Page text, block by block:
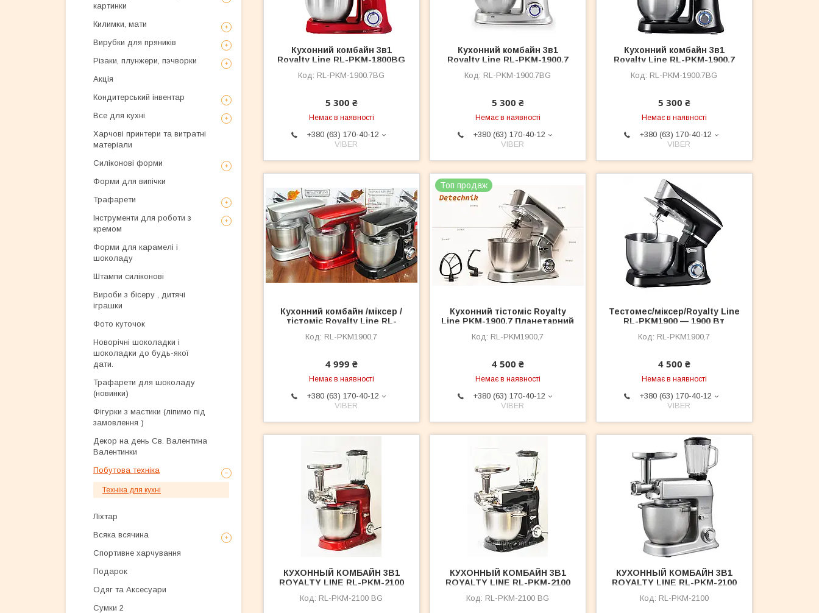
Кухонний комбайн 3в1
Royalty Line RL-PKM-1800BG
RL-PKM-1900.7BG
5 300 ₴
Немає в наявності
+380 (63) 170-40-12
VIBER
Кухонний комбайн 3в1
Royalty Line RL-PKM-1900.7
RL-PKM-1900.7BG
5 300 ₴
Немає в наявності
+380 (63) 170-40-12
VIBER
Кухонний комбайн 3в1
Royalty Line RL-PKM-1900.7
RL-PKM-1900.7BG
5 300 ₴
Немає в наявності
+380 (63) 170-40-12
VIBER
Кухонний комбайн /міксер /
тістоміс Royalty Line RL-
RL-PKM1900,7
4 999 ₴
Немає в наявності
+380 (63) 170-40-12
VIBER
Топ продаж
Кухонний тістоміс Royalty
Line PKM-1900.7 Планетарний
RL-PKM1900 1900 Вт Silver
RL-PKM1900,7
4 500 ₴
Немає в наявності
+380 (63) 170-40-12
VIBER
Тестомес/міксер/Royalty Line
RL-PKM1900 — 1900 Вт
RL-PKM1900,7
4 500 ₴
Немає в наявності
+380 (63) 170-40-12
VIBER
КУХОННЫЙ КОМБАЙН 3В1
ROYALTY LINE RL-PKM-2100
RL-PKM-2100 BG
КУХОННЫЙ КОМБАЙН 3В1
ROYALTY LINE RL-PKM-2100
уточнюйте перед
RL-PKM-2100 BG
КУХОННЫЙ КОМБАЙН 3В1
ROYALTY LINE RL-PKM-2100
RL-PKM-2100
картинки
Килимки, мати
Вирубки для пряників
Різаки, плунжери, пэчворки
Акція
Кондитерський інвентар
Все для кухні
Харчові принтери та витратні
матеріали
Силіконові форми
Форми для випічки
Трафарети
Інструменти для роботи з
кремом
Форми для карамелі і
шоколаду
Штампи силіконові
Вироби з бісеру , дитячі
іграшки
Фото куточок
Новорічні шоколадки і
шоколадки до будь-якої
дати.
Трафарети для шоколаду
(новинки)
Фігурки з мастики (ліпимо під
замовлення )
Декор на день Св. Валентина
Валентинки
Побутова техніка
Техніка для кухні
Ліхтар
Всяка всячина
Спортивне харчування
Подарок
Одяг та Аксесуари
Сумки 2